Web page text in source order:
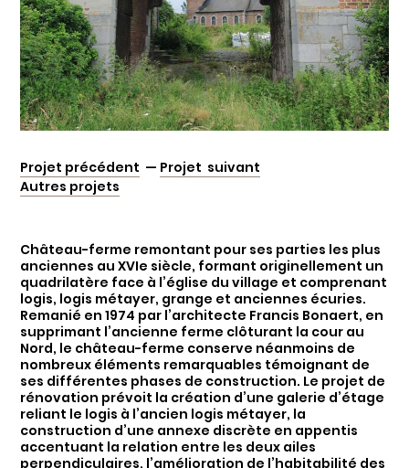
Château-ferme remontant pour ses parties les plus
anciennes au XVIe siècle, formant originellement un
quadrilatère face à l’église du village et comprenant
logis, logis métayer, grange et anciennes écuries.
Remanié en 1974 par l’architecte Francis Bonaert, en
supprimant l’ancienne ferme clôturant la cour au
Nord, le château-ferme conserve néanmoins de
nombreux éléments remarquables témoignant de
ses différentes phases de construction. Le projet de
rénovation prévoit la création d’une galerie d’étage
reliant le logis à l’ancien logis métayer, la
construction d’une annexe discrète en appentis
accentuant la relation entre les deux ailes
perpendiculaires, l’amélioration de l’habitabilité des
Projet précédent — Projet suivant
Autres projets